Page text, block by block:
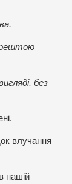
без
влучання
нашій